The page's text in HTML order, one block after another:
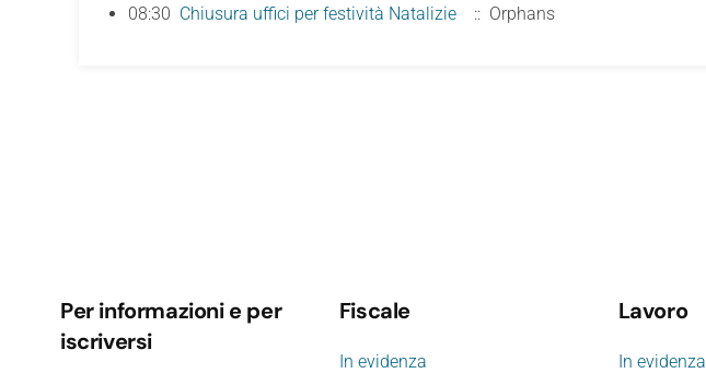
08:30 Chiusura uffici per festività Natalizie :: Orphans
Per informazioni e per
iscriversi
Fiscale
In evidenza
Lavoro
In evidenza